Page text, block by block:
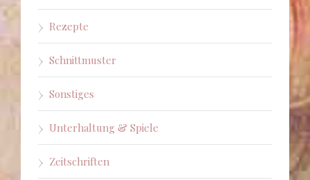
Rezepte
Schnittmuster
Sonstiges
Unterhaltung & Spiele
Zeitschriften